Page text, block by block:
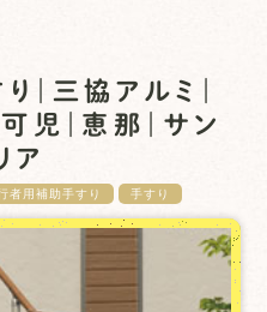
三協アルミ｜
児｜恵那｜サン
ア
者用補助手すり 手すり